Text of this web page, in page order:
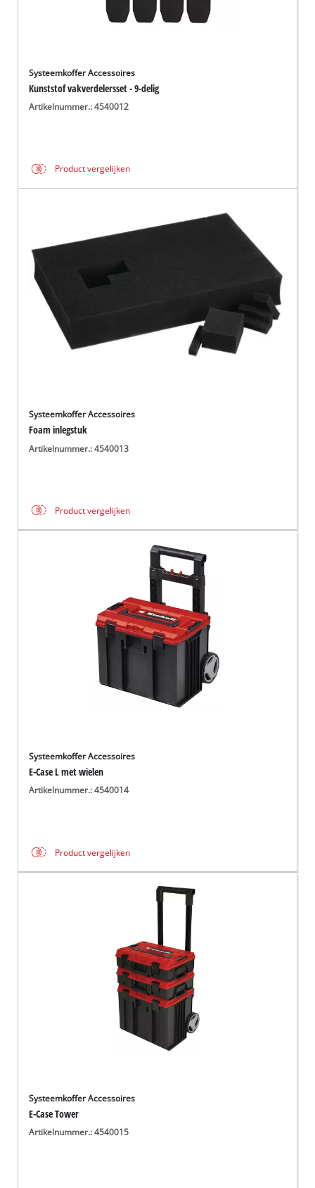
Systeemkoffer Accessoires
Kunststof vakverdelersset - 9-delig
Artikelnummer.: 4540012
Product vergelijken
Systeemkoffer Accessoires
Foam inlegstuk
Artikelnummer.: 4540013
Product vergelijken
Systeemkoffer Accessoires
E-Case L met wielen
Artikelnummer.: 4540014
Product vergelijken
Systeemkoffer Accessoires
E-Case Tower
Artikelnummer.: 4540015